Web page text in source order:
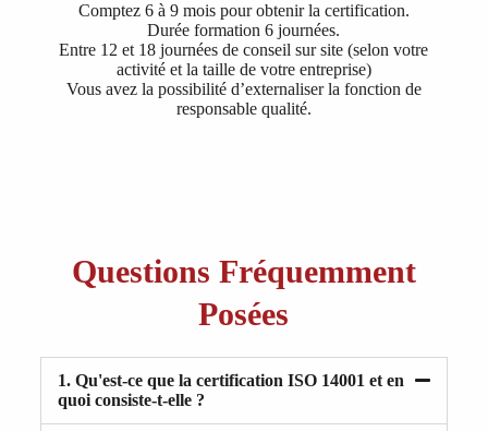
Comptez 6 à 9 mois pour obtenir la certification.
Durée formation 6 journées.
Entre 12 et 18 journées de conseil sur site (selon votre
activité et la taille de votre entreprise)
Vous avez la possibilité d’externaliser la fonction de
responsable qualité.
Questions Fréquemment
Posées
1. Qu'est-ce que la certification ISO 14001 et en
quoi consiste-t-elle ?